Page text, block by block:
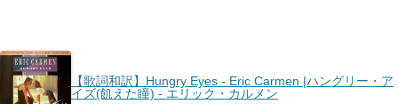
【歌詞和訳】Hungry Eyes - Eric Carmen |ハングリー・ア
イズ(飢えた瞳) - エリック・カルメン